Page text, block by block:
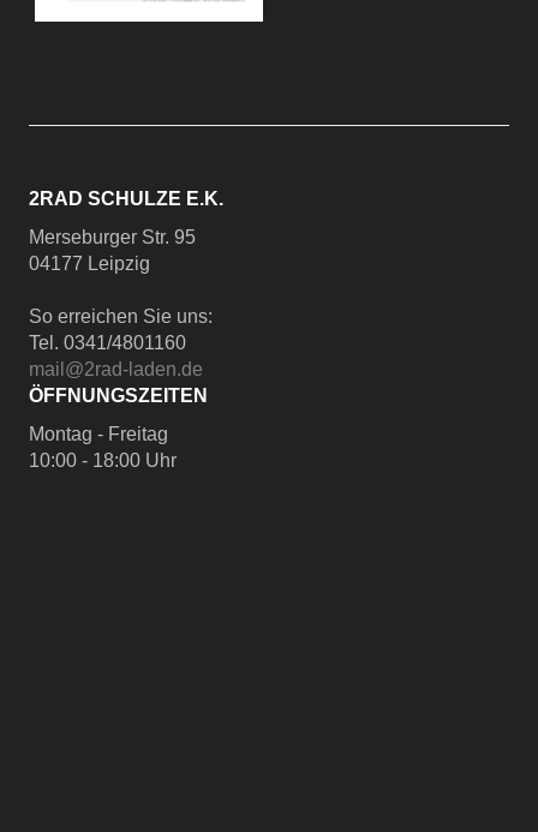
2RAD SCHULZE E.K.
Merseburger Str. 95
04177 Leipzig
So erreichen Sie uns:
Tel. 0341/4801160
mail@2rad-laden.de
ÖFFNUNGSZEITEN
Montag - Freitag
10:00 - 18:00 Uhr